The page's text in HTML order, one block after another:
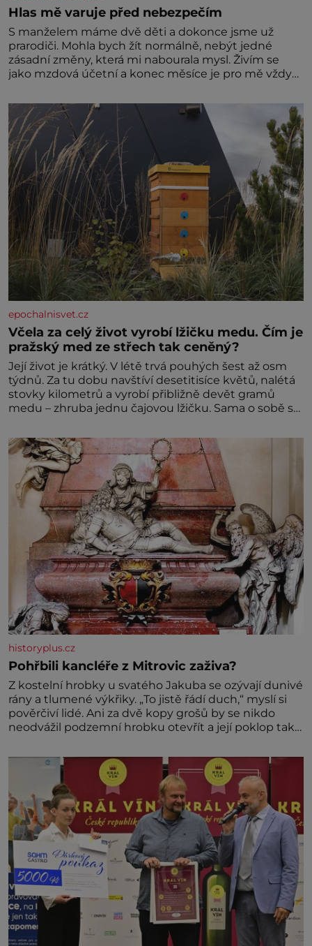
Hlas mě varuje před nebezpečím
S manželem máme dvě děti a dokonce jsme už
prarodiči. Mohla bych žít normálně, nebýt jedné
zásadní změny, která mi nabourala mysl. Živím se
jako mzdová účetní a konec měsíce je pro mě vždy
máme vnoučata, mi dcera čím dál častěji volá o
pomoc, co se hlídání týče. Dalo by se
epochalnisvet.cz
Včela za celý život vyrobí lžičku medu. Čím je
pražský med ze střech tak ceněný?
Její život je krátký. V létě trvá pouhých šest až osm
týdnů. Za tu dobu navštíví desetitisíce květů, nalétá
stovky kilometrů a vyrobí přibližně devět gramů
medu – zhruba jednu čajovou lžičku. Sama o sobě se
dalšími desítkami tisíc příslušnic svého včelstva,
vznikne jeden z nejdokonalejších organismů
historyplus.cz
Pohřbili kancléře z Mitrovic zaživa?
Z kostelní hrobky u svatého Jakuba se ozývají dunivé
rány a tlumené výkřiky. „To jistě řádí duch,“ myslí si
pověrčiví lidé. Ani za dvě kopy grošů by se nikdo
neodvážil podzemní hrobku otevřít a její poklop tak
divné burácení skutečně ustane. Když o mnoho let
později hrobku